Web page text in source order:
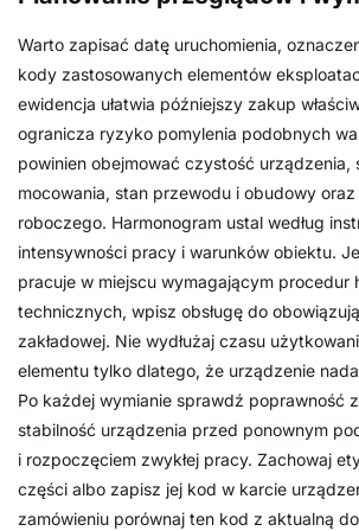
Warto zapisać datę uruchomienia,
kody zastosowanych elementów
ewidencja ułatwia późniejszy zakup
ogranicza ryzyko pomylenia podobnych
powinien obejmować czystość urządzenia,
mocowania, stan przewodu i obudowy oraz
roboczego. Harmonogram ustal według
intensywności pracy i warunków obiektu.
pracuje w miejscu wymagającym procedur
technicznych, wpisz obsługę do
zakładowej. Nie wydłużaj czasu
elementu tylko dlatego, że urządzenie
Po każdej wymianie sprawdź poprawność
stabilność urządzenia przed ponownym
i rozpoczęciem zwykłej pracy. Zachowaj
części albo zapisz jej kod w karcie
zamówieniu porównaj ten kod z aktualną